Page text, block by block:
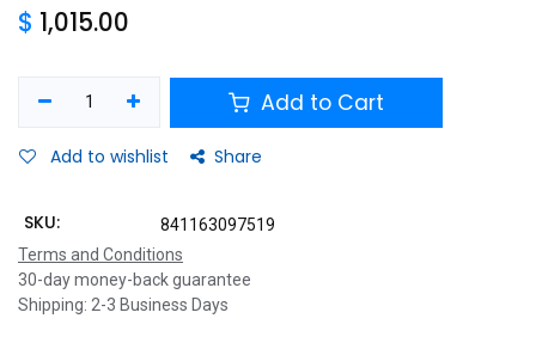
$ 1,015.00
Add to Cart
Add to wishlist Share
SKU:
841163097519
Terms and Conditions
30-day money-back guarantee
Shipping: 2-3 Business Days